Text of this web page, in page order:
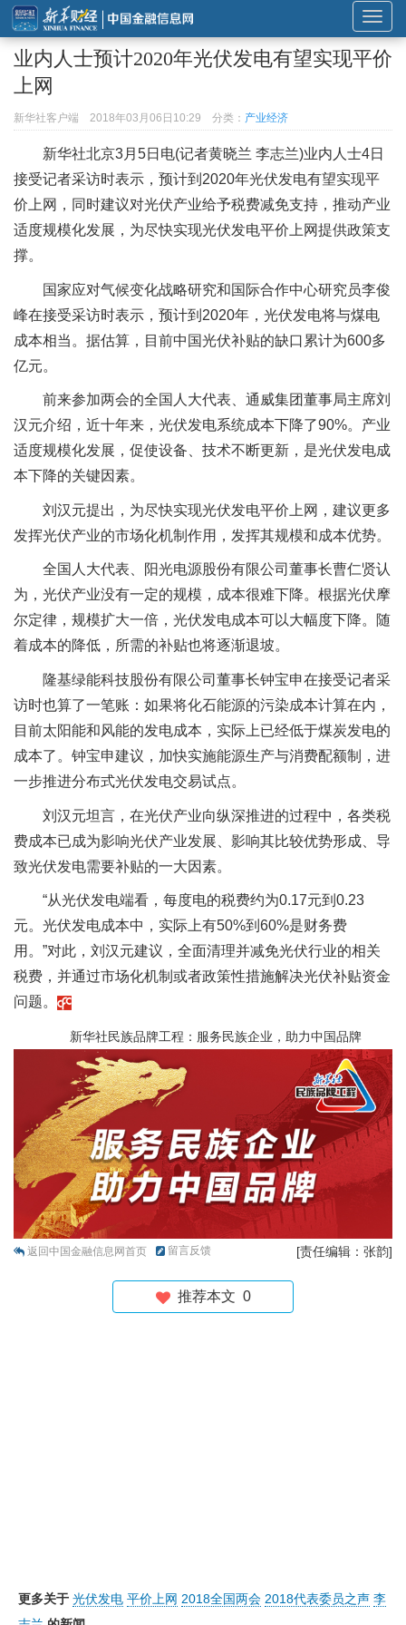
展
开
或
导
航
业内人士预计2020年光伏发电有望实现平价
上网
新华社客户端 2018年03月06日10:29 分类： 产业经济
新华社北京3月5日电(记者黄晓兰 李志兰)业内人士4日
接受记者采访时表示，预计到2020年光伏发电有望实现平
价上网，同时建议对光伏产业给予税费减免支持，推动产业
适度规模化发展，为尽快实现光伏发电平价上网提供政策支
撑。
国家应对气候变化战略研究和国际合作中心研究员李俊
峰在接受采访时表示，预计到2020年，光伏发电将与煤电
成本相当。据估算，目前中国光伏补贴的缺口累计为600多
亿元。
前来参加两会的全国人大代表、通威集团董事局主席刘
汉元介绍，近十年来，光伏发电系统成本下降了90%。产业
适度规模化发展，促使设备、技术不断更新，是光伏发电成
本下降的关键因素。
刘汉元提出，为尽快实现光伏发电平价上网，建议更多
发挥光伏产业的市场化机制作用，发挥其规模和成本优势。
全国人大代表、阳光电源股份有限公司董事长曹仁贤认
为，光伏产业没有一定的规模，成本很难下降。根据光伏摩
尔定律，规模扩大一倍，光伏发电成本可以大幅度下降。随
着成本的降低，所需的补贴也将逐渐退坡。
隆基绿能科技股份有限公司董事长钟宝申在接受记者采
访时也算了一笔账：如果将化石能源的污染成本计算在内，
目前太阳能和风能的发电成本，实际上已经低于煤炭发电的
成本了。钟宝申建议，加快实施能源生产与消费配额制，进
一步推进分布式光伏发电交易试点。
刘汉元坦言，在光伏产业向纵深推进的过程中，各类税
费成本已成为影响光伏产业发展、影响其比较优势形成、导
致光伏发电需要补贴的一大因素。
“从光伏发电端看，每度电的税费约为0.17元到0.23
元。光伏发电成本中，实际上有50%到60%是财务费
用。”对此，刘汉元建议，全面清理并减免光伏行业的相关
税费，并通过市场化机制或者政策性措施解决光伏补贴资金
问题。
新华社民族品牌工程：服务民族企业，助力中国品牌
返回中国金融信息网首页 留言反馈 [责任编辑：张韵]
推荐本文 0
更多关于 光伏发电 平价上网 2018全国两会 2018代表委员之声 李